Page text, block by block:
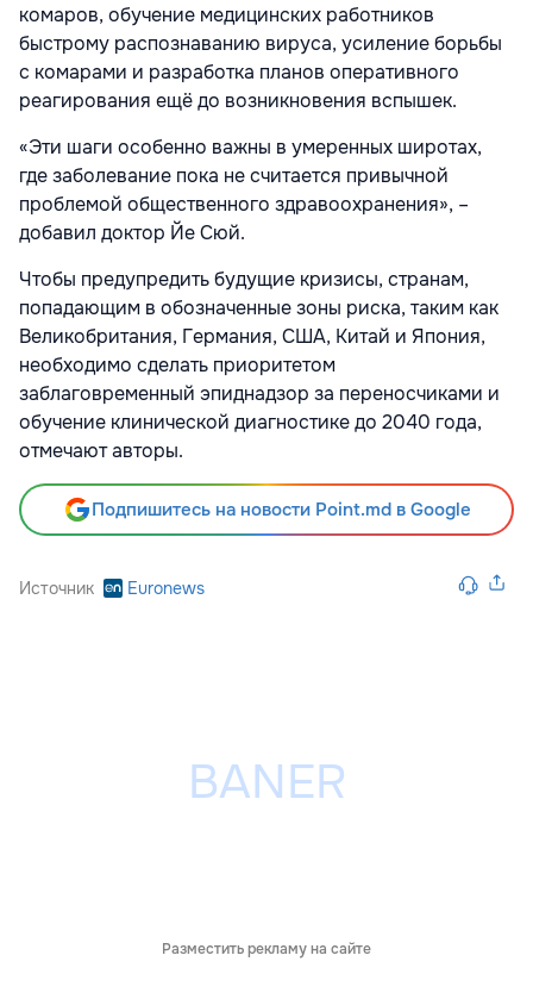
комаров, обучение медицинских работников
быстрому распознаванию вируса, усиление борьбы
с комарами и разработка планов оперативного
реагирования ещё до возникновения вспышек.
«Эти шаги особенно важны в умеренных широтах,
где заболевание пока не считается привычной
проблемой общественного здравоохранения», –
добавил доктор Йе Сюй.
Чтобы предупредить будущие кризисы, странам,
попадающим в обозначенные зоны риска, таким как
Великобритания, Германия, США, Китай и Япония,
необходимо сделать приоритетом
заблаговременный эпиднадзор за переносчиками и
обучение клинической диагностике до 2040 года,
отмечают авторы.
Подпишитесь на новости Point.md в Google
Источник Euronews
Разместить рекламу на сайте